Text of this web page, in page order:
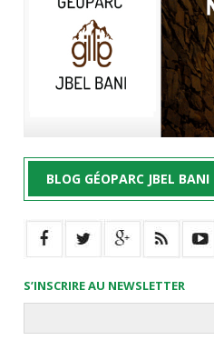
BLOG GÉOPARC JBEL BANI
S’INSCRIRE AU NEWSLETTER